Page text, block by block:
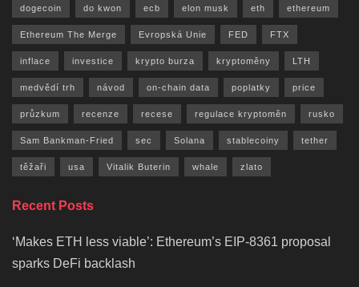
dogecoin do kwon ecb elon musk eth ethereum
Ethereum The Merge Evropská Unie FED FTX
inflace investice krypto burza kryptoměny LTH
medvědí trh návod on-chain data poplatky price
průzkum recenze recese regulace kryptoměn rusko
Sam Bankman-Fried sec Solana stablecoiny tether
těžaři usa Vitalik Buterin whale zlato
Recent Posts
‘Makes ETH less viable’: Ethereum’s EIP-8361 proposal
sparks DeFi backlash